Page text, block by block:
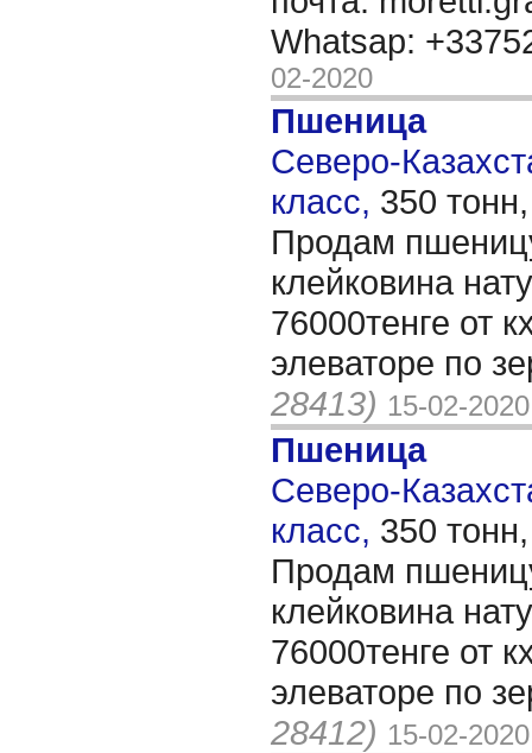
Whatsap:
02-2020
Пшеница
Северо-
класс, 350
Продам
клейковина
76000тенге от
элеваторе по
28413) 15-02-2020
Пшеница
Северо-
класс, 350
Продам
клейковина
76000тенге от
элеваторе по
28412) 15-02-2020